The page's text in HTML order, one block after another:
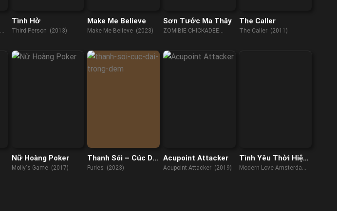
Tình Hờ
Third Person (2013)
Make Me Believe
Make Me Believe (2023)
Sơn Tước Ma Thây
ZOMIBIE CHICKADEE
The Caller
The Caller (2011)
Nữ Hoàng Poker
Molly's Game (2017)
Thanh Sói – Cúc Dại
Trong Đêm
Furies (2023)
Acupoint Attacker
Acupoint Attacker (2019)
Tình Yêu Thời Hiện
Đại Amsterdam
Modern Love Amsterdam